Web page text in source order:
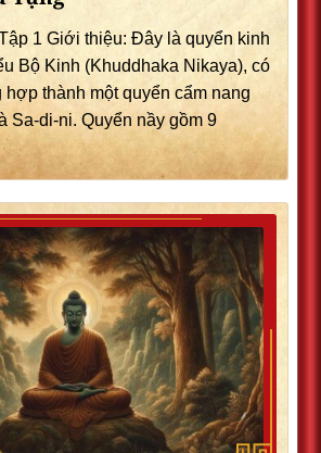
1 Giới thiệu: Ðây là quyển kinh
Bộ Kinh (Khuddhaka Nikaya), có
hợp thành một quyển cẩm nang
Sa-di-ni. Quyển nầy gồm 9